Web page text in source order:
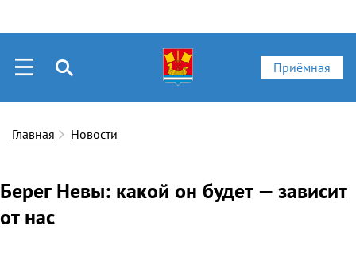
Приёмная
Главная Новости
Берег Невы: какой он будет — зависит
от нас